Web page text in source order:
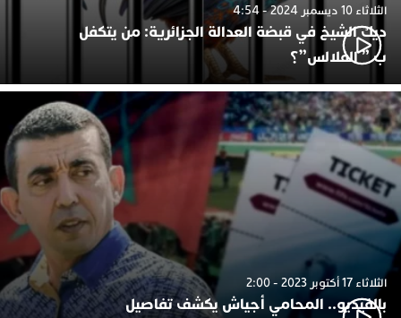
الثلاثاء 10 ديسمبر 2024 - 4:54
ديك الشيخ في قبضة العدالة الجزائرية: من يتكفل
ب ” الفلالس”؟
الثلاثاء 17 أكتوبر 2023 - 2:00
بالفيديو.. المحامي أجياش يكشف تفاصيل